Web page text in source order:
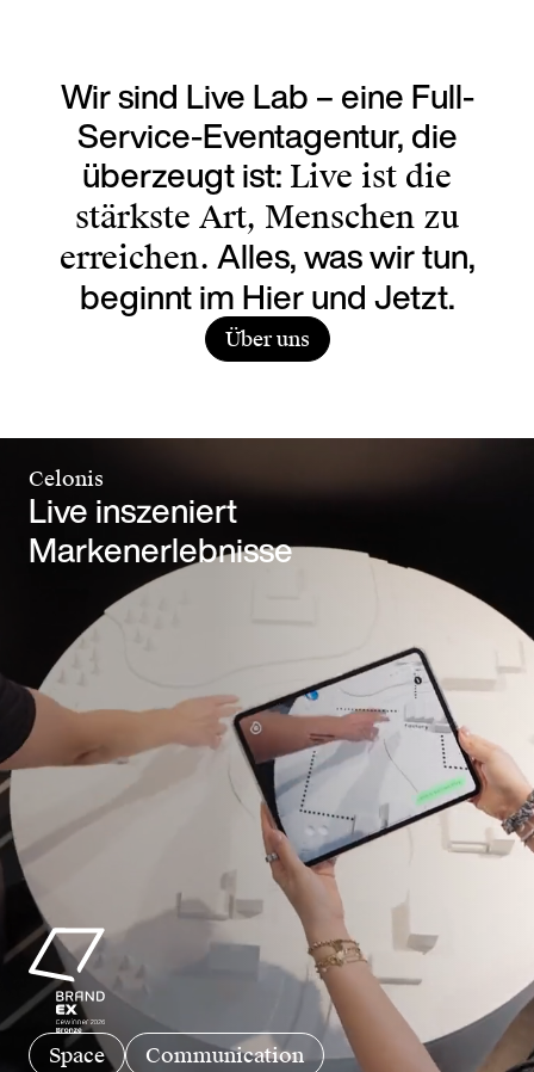
Wir sind Live Lab – eine Full-
Service-Eventagentur, die
überzeugt ist: Live ist die
stärkste Art, Menschen zu
erreichen. Alles, was wir tun,
beginnt im Hier und Jetzt.
Über uns
Celonis
Live inszeniert
Markenerlebnisse
Space Communication